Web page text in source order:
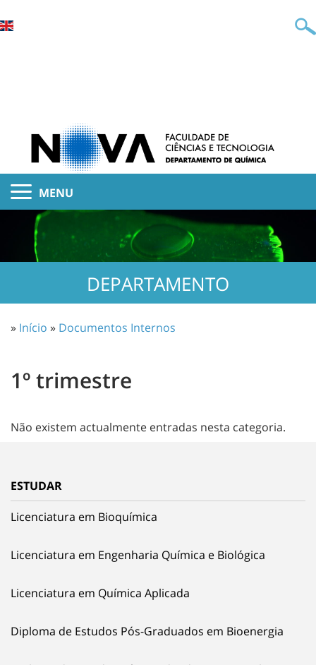
MENU
DEPARTAMENTO
» Início » Documentos Internos
1º trimestre
Não existem actualmente entradas nesta categoria.
ESTUDAR
Licenciatura em Bioquímica
Licenciatura em Engenharia Química e Biológica
Licenciatura em Química Aplicada
Diploma de Estudos Pós-Graduados em Bioenergia